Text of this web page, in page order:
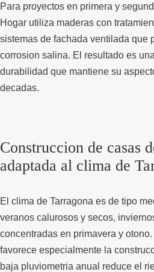
Para proyectos en primera y
Hogar utiliza maderas con
sistemas de fachada ventilada que
corrosion salina. El resultado es
durabilidad que mantiene su
decadas.
Construccion de casas
adaptada al clima de
El clima de Tarragona es de tipo
veranos calurosos y secos,
concentradas en primavera y
favorece especialmente la
baja pluviometria anual reduce el